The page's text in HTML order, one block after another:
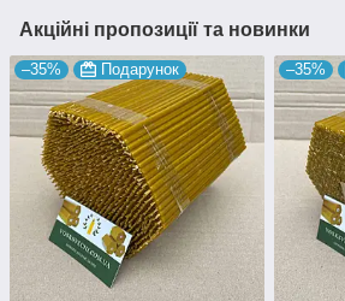
Акційні пропозиції та новинки
–35% Подарунок –35%